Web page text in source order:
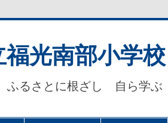
光南部小学校
ふるさとに根ざし 自ら学ぶ